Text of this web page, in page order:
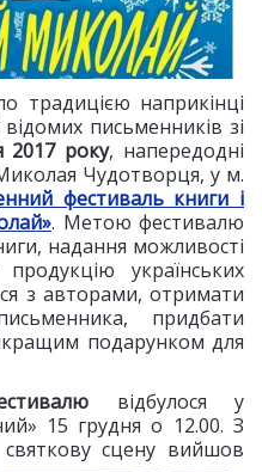
традицією наприкінці
письменників зі
2017 року, напередодні
Чудотворця, у м.
фестиваль книги і
. Метою фестивалю
надання можливості
українських
з авторами, отримати
придбати
подарунком для
відбулося у
15 грудня о 12.00. З
сцену вийшов